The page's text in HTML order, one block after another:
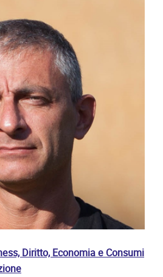
Diritto, Economia e Consumi